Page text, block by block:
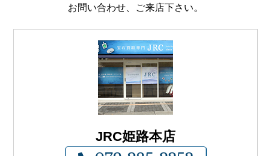
お問い合わせ、ご来店下さい。
JRC姫路本店